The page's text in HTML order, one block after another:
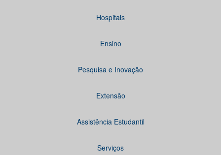
Hospitais
Ensino
Pesquisa e Inovação
Extensão
Assistência Estudantil
Serviços